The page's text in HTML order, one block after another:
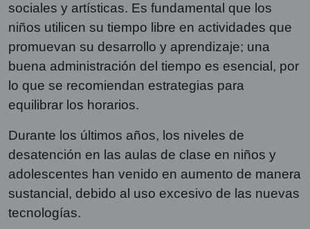
sociales y artísticas. Es fundamental que los
niños utilicen su tiempo libre en actividades que
promuevan su desarrollo y aprendizaje; una
buena administración del tiempo es esencial, por
lo que se recomiendan estrategias para
equilibrar los horarios.
Durante los últimos años, los niveles de
desatención en las aulas de clase en niños y
adolescentes han venido en aumento de manera
sustancial, debido al uso excesivo de las nuevas
tecnologías.